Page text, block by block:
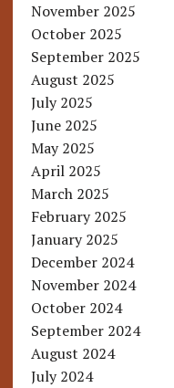
November 2025
October 2025
September 2025
August 2025
July 2025
June 2025
May 2025
April 2025
March 2025
February 2025
January 2025
December 2024
November 2024
October 2024
September 2024
August 2024
July 2024